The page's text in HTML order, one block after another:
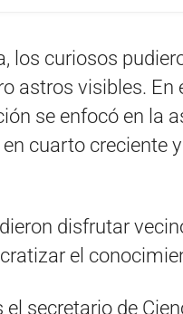
los curiosos
astros visibles. En
se enfocó en la
cuarto creciente
disfrutar
el
secretario de